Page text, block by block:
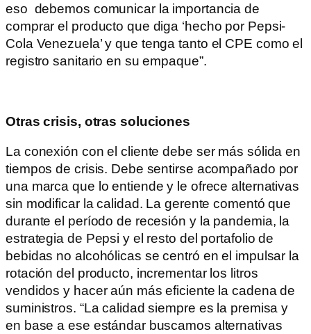
eso debemos comunicar la importancia de
comprar el producto que diga ‘hecho por Pepsi-
Cola Venezuela’ y que tenga tanto el CPE como el
registro sanitario en su empaque”.
Otras crisis, otras soluciones
La conexión con el cliente debe ser más sólida en
tiempos de crisis. Debe sentirse acompañado por
una marca que lo entiende y le ofrece alternativas
sin modificar la calidad. La gerente comentó que
durante el período de recesión y la pandemia, la
estrategia de Pepsi y el resto del portafolio de
bebidas no alcohólicas se centró en el impulsar la
rotación del producto, incrementar los litros
vendidos y hacer aún más eficiente la cadena de
suministros. “La calidad siempre es la premisa y
en base a ese estándar buscamos alternativas